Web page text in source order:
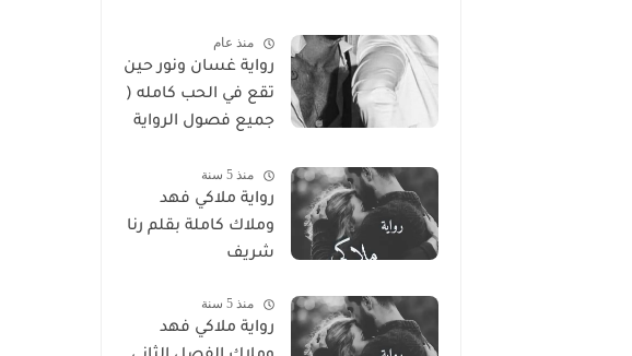
منذ عام
رواية غسان ونور حين
تقع في الحب كامله (
جميع فصول الرواية
منذ 5 سنة
رواية ملاكي فهد
وملاك كاملة بقلم رنا
شريف
منذ 5 سنة
رواية ملاكي فهد